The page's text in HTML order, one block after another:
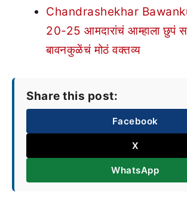
Chandrashekhar
20-25 आमदारांचं आम्हाला छुपं
बावनकुळेंचं मोठं वक्तव्य
Share this post:
Facebook
X
WhatsApp